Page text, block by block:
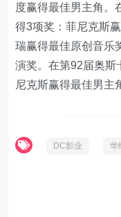
度赢得最佳男主角。
得3项奖：菲尼克斯
瑞赢得最佳原创音乐
演奖。在第92届奥斯
尼克斯赢得最佳男主
DC影业 华